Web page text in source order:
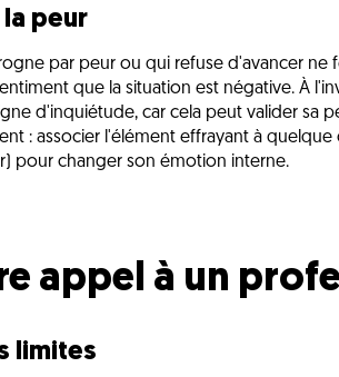
la peur
par peur ou qui refuse d'avancer ne
que la situation est négative. À
d'inquiétude, car cela peut valider sa
: associer l'élément effrayant à
pour changer son émotion interne.
appel à un
limites